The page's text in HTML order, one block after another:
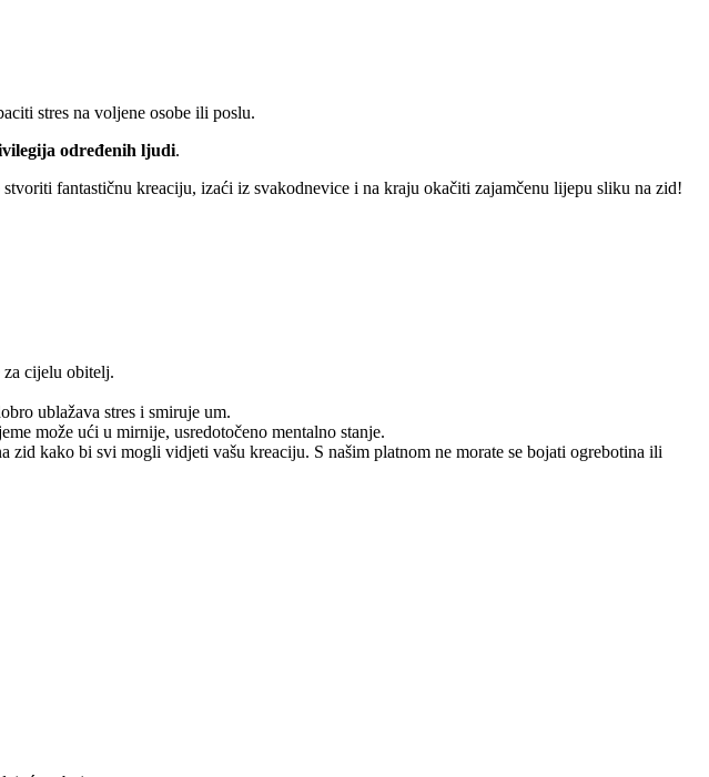
stres na voljene osobe ili poslu.
određenih ljudi.
stvoriti fantastičnu kreaciju, izaći iz svakodnevice i na kraju okačiti zajamčenu lijepu sliku na zid!
za cijelu obitelj.
ublažava stres i smiruje um.
može ući u mirnije, usredotočeno mentalno stanje.
zid kako bi svi mogli vidjeti vašu kreaciju. S našim platnom ne morate se bojati ogrebotina ili